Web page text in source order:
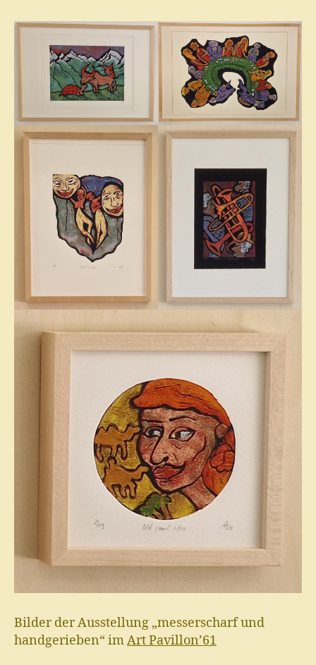
Bilder der Ausstellung „messerscharf und
handgerieben“ imArt Pavillon’61